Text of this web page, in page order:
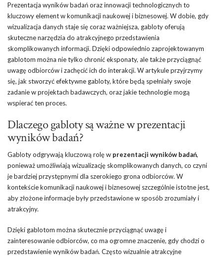
Prezentacja wyników badań oraz innowacji technologicznych to
kluczowy element w komunikacji naukowej i biznesowej. W dobie, gdy
wizualizacja danych staje się coraz ważniejsza, gabloty oferują
skuteczne narzędzia do atrakcyjnego przedstawienia
skomplikowanych informacji. Dzięki odpowiednio zaprojektowanym
gablotom można nie tylko chronić eksponaty, ale także przyciągnąć
uwagę odbiorców i zachęcić ich do interakcji. W artykule przyjrzymy
się, jak stworzyć efektywne gabloty, które będą spełniały swoje
zadanie w projektach badawczych, oraz jakie technologie mogą
wspierać ten proces.
Dlaczego gabloty są ważne w prezentacji
wyników badań?
Gabloty odgrywają kluczową rolę w prezentacji wyników badań,
ponieważ umożliwiają wizualizację skomplikowanych danych, co czyni
je bardziej przystępnymi dla szerokiego grona odbiorców. W
kontekście komunikacji naukowej i biznesowej szczególnie istotne jest,
aby złożone informacje były przedstawione w sposób zrozumiały i
atrakcyjny.
Dzięki gablotom można skutecznie przyciągnąć uwagę i
zainteresowanie odbiorców, co ma ogromne znaczenie, gdy chodzi o
przedstawienie wyników badań. Często wizualnie atrakcyjne